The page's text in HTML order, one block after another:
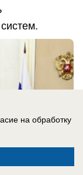
на обработку